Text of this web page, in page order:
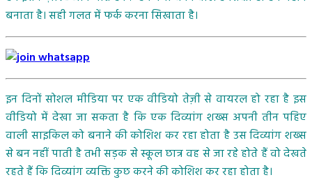
बनाता है। सही गलत में फर्क करना सिखाता है।
इन दिनों सोशल मीडिया पर एक वीडियो तेज़ी से वायरल हो रहा है इस
वीडियो में देखा जा सकता है कि एक दिव्यांग शख्स अपनी तीन पहिए
वाली साइकिल को बनाने की कोशिश कर रहा होता है उस दिव्यांग शख्स
से बन नहीं पाती है तभी सड़क से स्कूल छात्र वह से जा रहे होते हैं वो देखते
रहते हैं कि दिव्यांग व्यक्ति कुछ करने की कोशिश कर रहा होता है।